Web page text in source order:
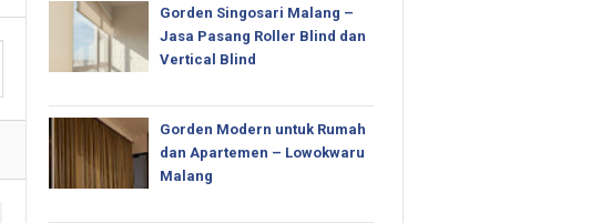
Gorden Singosari Malang –
Jasa Pasang Roller Blind dan
Vertical Blind
Gorden Modern untuk Rumah
dan Apartemen – Lowokwaru
Malang